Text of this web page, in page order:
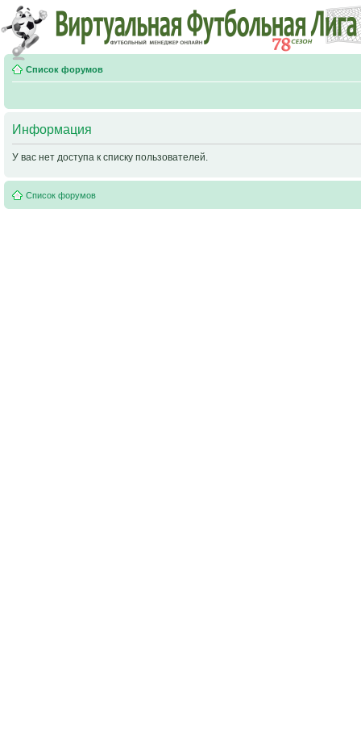
Список форумов
Информация
У вас нет доступа к списку пользователей.
Список форумов